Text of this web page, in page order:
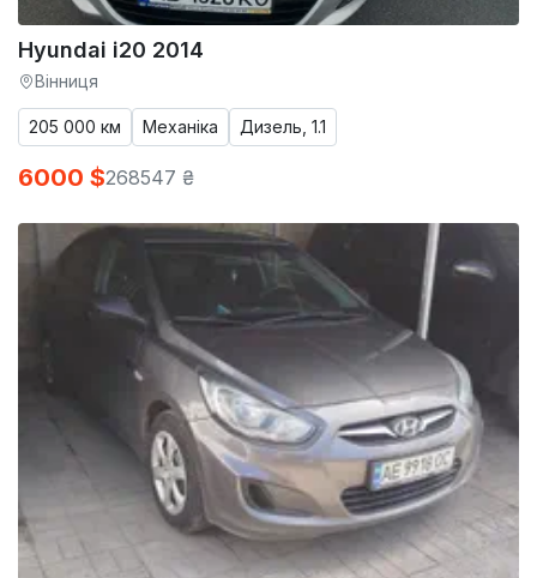
Hyundai i20 2014
Вінниця
205 000 км Механіка Дизель, 1.1
6000 $268547 ₴